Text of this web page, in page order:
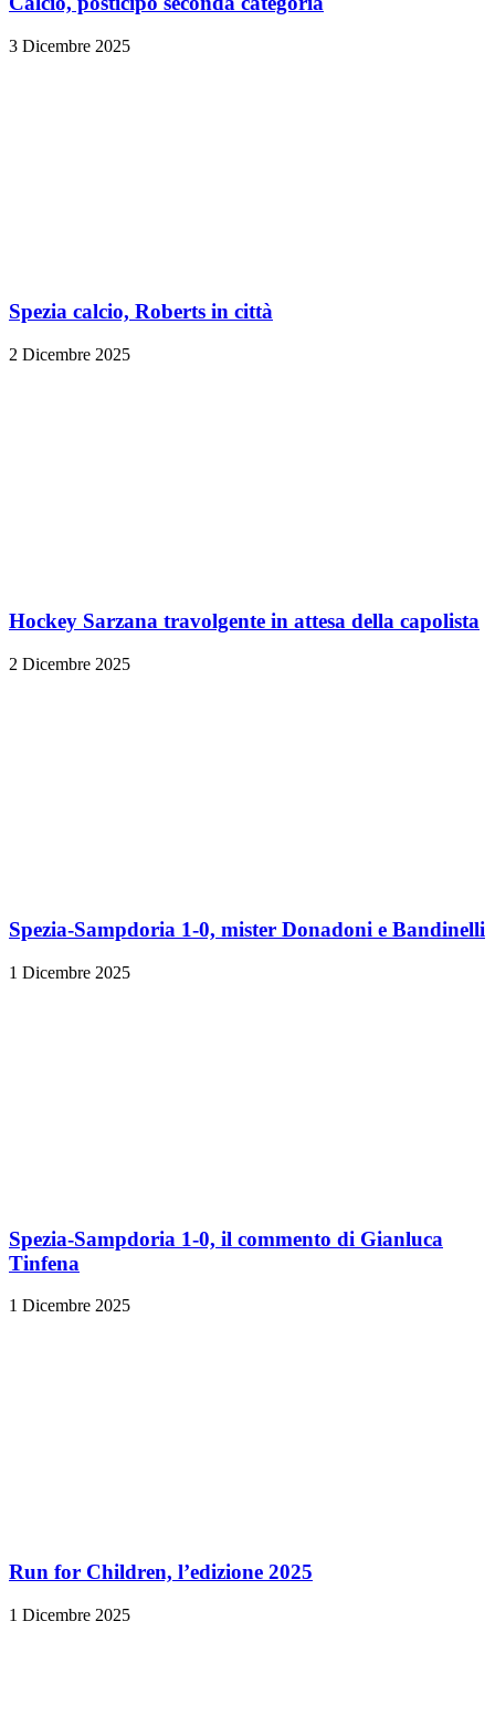
3 Dicembre 2025
Spezia calcio, Roberts in città
2 Dicembre 2025
Hockey Sarzana travolgente in attesa della capolista
2 Dicembre 2025
Spezia-Sampdoria 1-0, mister Donadoni e Bandinelli
1 Dicembre 2025
Spezia-Sampdoria 1-0, il commento di Gianluca
Tinfena
1 Dicembre 2025
Run for Children, l’edizione 2025
1 Dicembre 2025